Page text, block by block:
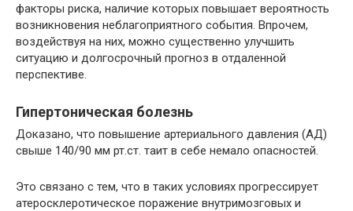
факторы риска, наличие которых повышает вероятность
возникновения неблагоприятного события. Впрочем,
воздействуя на них, можно существенно улучшить
ситуацию и долгосрочный прогноз в отдаленной
перспективе.
Гипертоническая болезнь
Доказано, что повышение артериального давления (АД)
свыше 140/90 мм рт.ст. таит в себе немало опасностей.
Это связано с тем, что в таких условиях прогрессирует
атеросклеротическое поражение внутримозговых и